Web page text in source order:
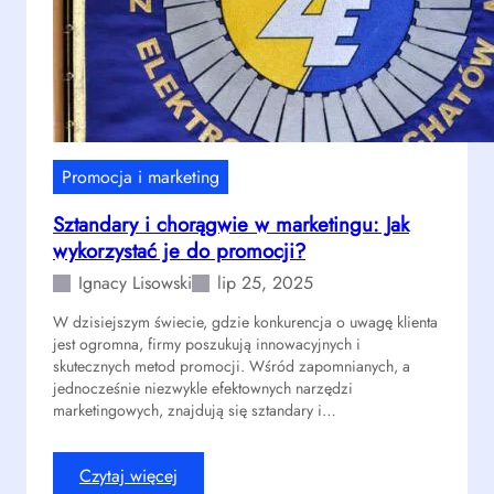
o
l
i
n
a
z
a
p
r
a
s
a
n
a
r
d
G
r
e
t
t
:
p
r
o
m
j
r
a
d
ś
Promocja i marketing
Sztandary i chorągwie w marketingu: Jak
wykorzystać je do promocji?
Ignacy Lisowski lip 25, 2025
W dzisiejszym świecie, gdzie konkurencja o uwagę klienta
jest ogromna, firmy poszukują innowacyjnych i
skutecznych metod promocji. Wśród zapomnianych, a
jednocześnie niezwykle efektownych narzędzi
marketingowych, znajdują się sztandary i…
Czytaj więcej